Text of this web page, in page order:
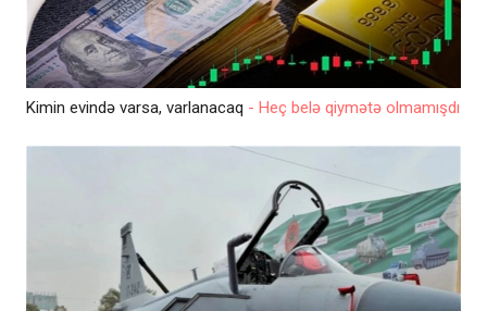
Kimin evində varsa, varlanacaq - Heç belə qiymətə olmamışdı